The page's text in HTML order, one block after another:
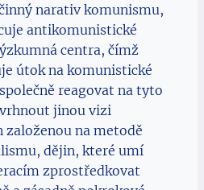
narativ komunismu,
antikomunistické
centra, čímž
útok na komunistické
reagovat na tyto
jinou vizi
na metodě
dějin, které umí
zprostředkovat